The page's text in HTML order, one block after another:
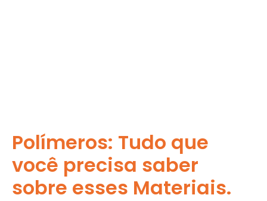
Polímeros: Tudo que
você precisa saber
sobre esses Materiais.